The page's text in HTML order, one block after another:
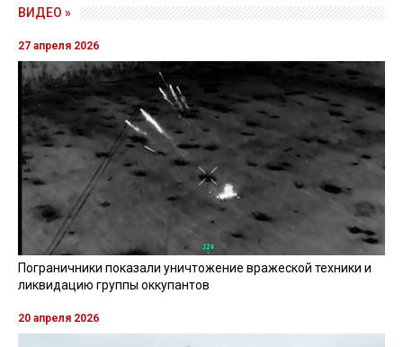
ВИДЕО »
27 апреля 2026
Пограничники показали уничтожение вражеской техники и
ликвидацию группы оккупантов
20 апреля 2026